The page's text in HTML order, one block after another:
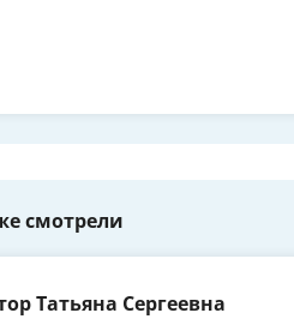
смотрели
Татьяна Сергеевна